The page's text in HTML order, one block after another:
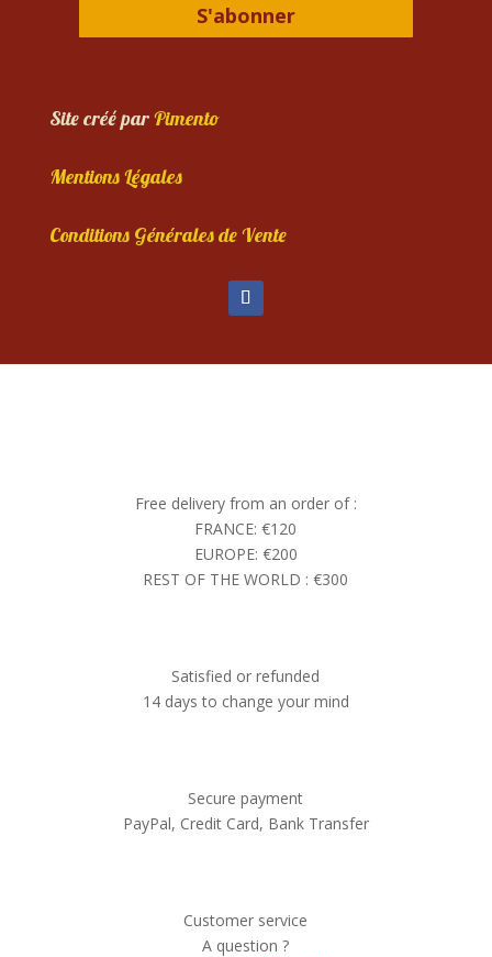
S'abonner
Site créé parPimento
Mentions Légales
Conditions Générales de Vente
Free delivery from an order of :
FRANCE: €120
EUROPE: €200
REST OF THE WORLD : €300
Satisfied or refunded
14 days to change your mind
Secure payment
PayPal, Credit Card, Bank Transfer
Customer service
A question ?